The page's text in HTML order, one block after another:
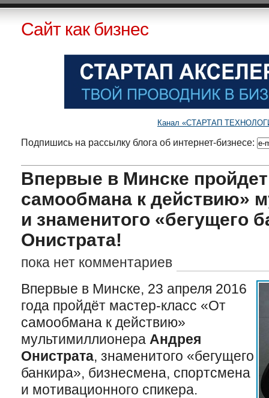
Сайт как бизнес
Канал «СТАРТАП
Подпишись на рассылку блога об интернет-бизнесе:
Впервые в Минске
самообмана к действию»
и знаменитого «бегущего
Онистрата!
пока нет комментариев
Впервые в Минске, 23 апреля 2016
года пройдёт мастер-класс «От
самообмана к действию»
мультимиллионера Андрея
Онистрата, знаменитого «бегущего
банкира», бизнесмена, спортсмена
и мотивационного спикера.